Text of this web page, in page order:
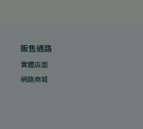
販售通路
實體店面
網路商城